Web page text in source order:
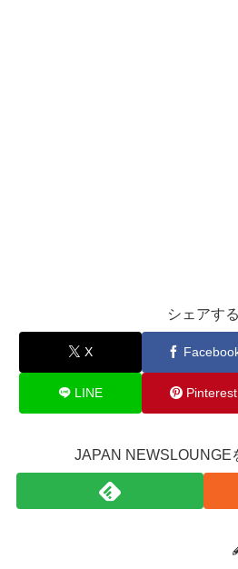
シェアする
X
LINE Pinterest
JAPAN NEWSLOUNGE